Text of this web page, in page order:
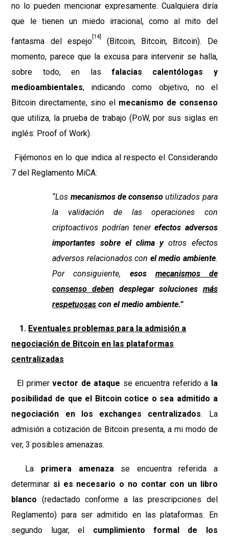
no lo pueden mencionar expresamente. Cualquiera diría
que le tienen un miedo irracional, como al mito del
fantasma del espejo
[14]
(Bitcoin, Bitcoin, Bitcoin). De
momento, parece que la excusa para intervenir se halla,
sobre todo, en las falacias calentólogas y
medioambientales, indicando como objetivo, no el
Bitcoin directamente, sino el mecanismo de consenso
que utiliza, la prueba de trabajo (PoW, por sus siglas en
inglés: Proof of Work).
Fijémonos en lo que indica al respecto el Considerando
7 del Reglamento MiCA:
“Los mecanismos de consenso utilizados para
la validación de las operaciones con
criptoactivos podrían tenerefectos adversos
importantes sobre el clima yotros efectos
adversos relacionados con el medio ambiente.
Por consiguiente, esos mecanismos de
consenso deben desplegar soluciones más
respetuosas con el medio ambiente.”
1. Eventuales problemas para la admisión a
negociación de Bitcoin en las plataformas
centralizadas
El primervector de ataque se encuentra referido a la
posibilidad de que el Bitcoin cotice o sea admitido a
negociación en los exchanges centralizados. La
admisión a cotización de Bitcoin presenta, a mi modo de
ver, 3 posibles amenazas.
La primera amenazase encuentra referida a
determinar si es necesario o no contar con un libro
blanco (redactado conforme a las prescripciones del
Reglamento) para ser admitido en las plataformas. En
segundo lugar, el cumplimiento formal de los